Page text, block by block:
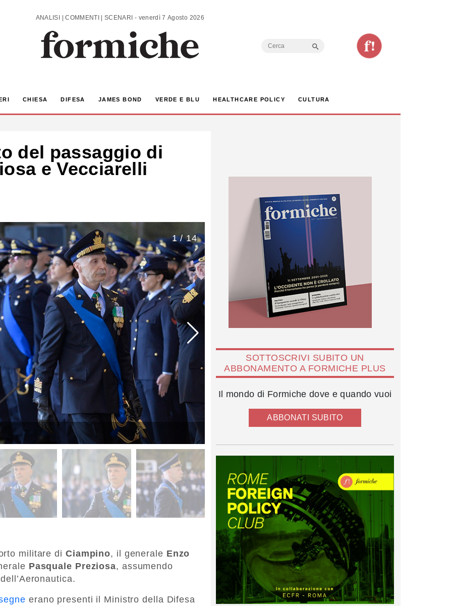
ANALISI | COMMENTI | SCENARI - venerdì 7 Agosto 2026
Search
CHIESA DIFESA JAMES BOND VERDE E BLU HEALTHCARE POLICY CULTURA
del passaggio di
e Vecciarelli
1 / 14
militare di Ciampino, il generale Enzo
Pasquale Preziosa, assumendo
erano presenti il Ministro della Difesa
SOTTOSCRIVI SUBITO UN
ABBONAMENTO A FORMICHE PLUS
Il mondo di Formiche dove e quando vuoi
ABBONATI SUBITO